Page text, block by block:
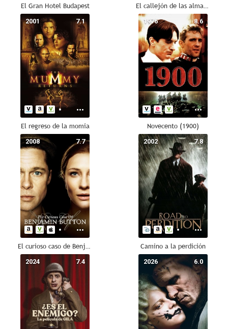
El Gran Hotel Budapest El callejón de las almas perdidas
7.1
2001
El regreso de la momia
8.6
1976
Novecento (1900)
7.7
2008
El curioso caso de Benjamin Button
7.8
2002
Camino a la perdición
7.4
2024 6.0
2026